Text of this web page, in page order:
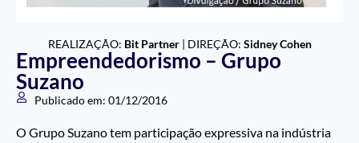
REALIZAÇÃO: Bit Partner| DIREÇÃO: Sidney Cohen
Empreendedorismo – Grupo
Suzano
Publicado em: 01/12/2016
O Grupo Suzano tem participação expressiva na indústria